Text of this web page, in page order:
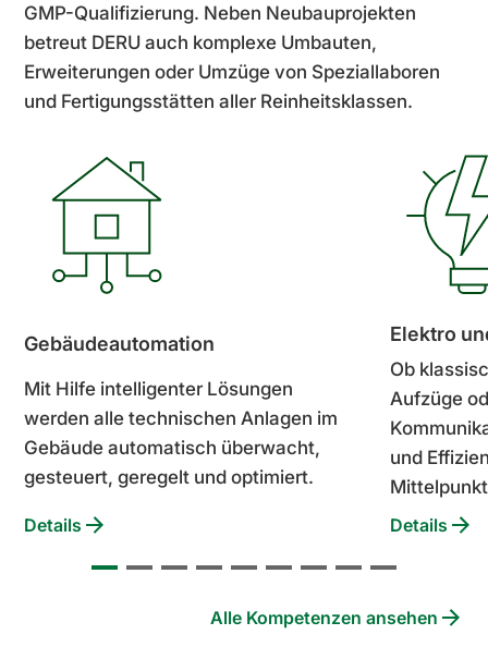
GMP-Qualifizierung. Neben Neubauprojekten
betreut DERU auch komplexe Umbauten,
Erweiterungen oder Umzüge von Speziallaboren
und Fertigungsstätten aller Reinheitsklassen.
Gebäudeautomation
Mit Hilfe intelligenter Lösungen
werden alle technischen Anlagen im
Gebäude automatisch überwacht,
gesteuert, geregelt und optimiert.
Details
Elektro
Ob
Aufzüge
und
Details
Alle Kompetenzen ansehen